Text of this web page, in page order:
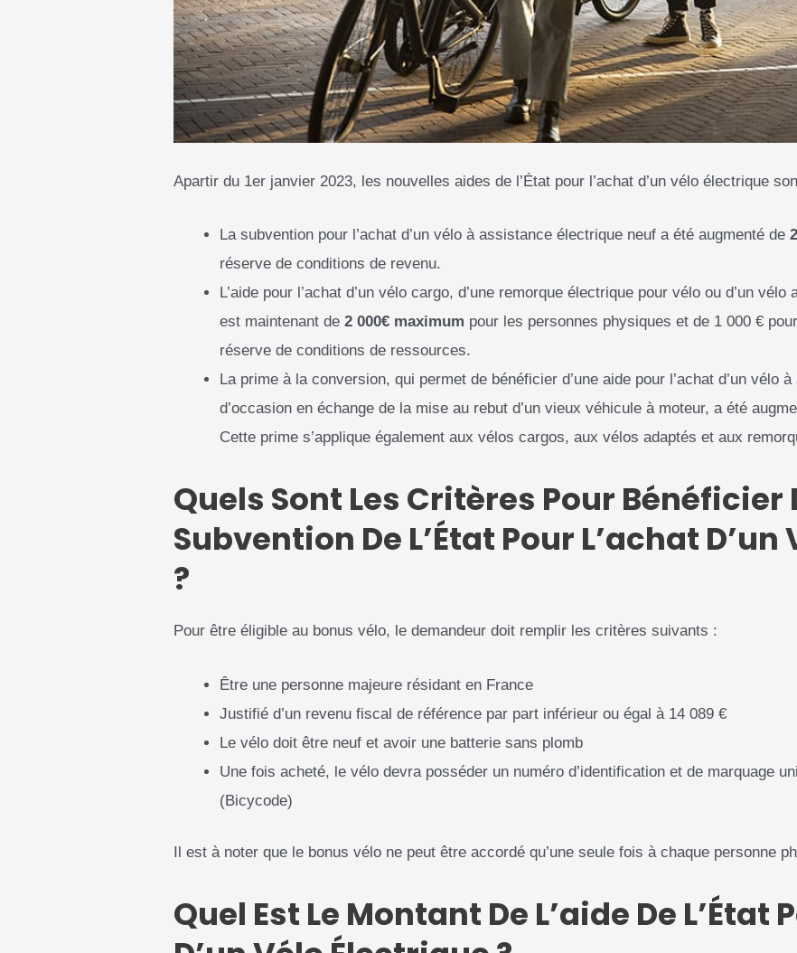
Apartir du 1er janvier 2023, les nouvelles aides de l’État pour l’achat d’un vélo électrique
La subvention pour l’achat d’un vélo à assistance électrique neuf a été augmenté de
réserve de conditions de revenu.
L’aide pour l’achat d’un vélo cargo, d’une remorque électrique pour vélo ou d’un
est maintenant de 2 000€ maximum pour les personnes physiques et de 1 000 €
réserve de conditions de ressources.
La prime à la conversion, qui permet de bénéficier d’une aide pour l’achat d’un vélo
d’occasion en échange de la mise au rebut d’un vieux véhicule à moteur, a été
Cette prime s’applique également aux vélos cargos, aux vélos adaptés et aux
Quels Sont Les Critères Pour Bénéficier
Subvention De L’État Pour L’achat
?
Pour être éligible au bonus vélo, le demandeur doit remplir les critères suivants :
Être une personne majeure résidant en France
Justifié d’un revenu fiscal de référence par part inférieur ou égal à 14 089 €
Le vélo doit être neuf et avoir une batterie sans plomb
Une fois acheté, le vélo devra posséder un numéro d’identification et de marquage
(Bicycode)
Il est à noter que le bonus vélo ne peut être accordé qu’une seule fois à chaque personne
Quel Est Le Montant De L’aide De L’État